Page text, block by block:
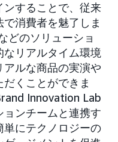
ンすることで、従来
消費者を魅了しま
どのソリューショ
なリアルタイム環境
ルな商品の実演や
くことができま
Innovation Lab
ンチームと連携す
単にテクノロジーの